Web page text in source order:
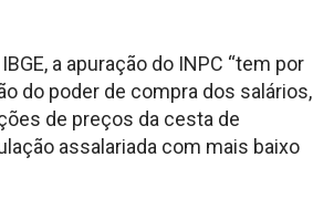
a apuração do INPC “tem por
do poder de compra dos salários,
de preços da cesta de
assalariada com mais baixo